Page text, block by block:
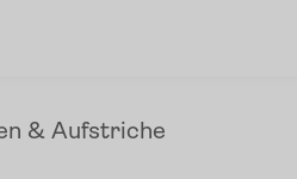
& Aufstriche